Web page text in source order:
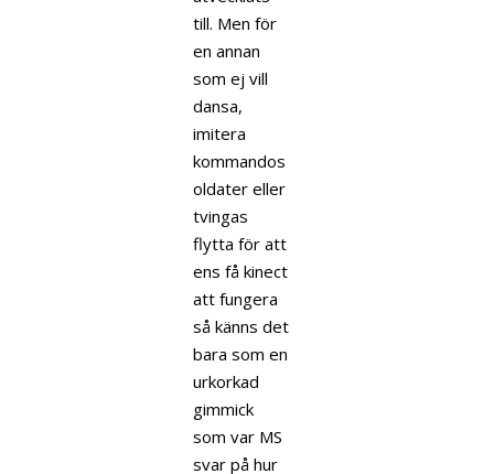
till. Men för
en annan
som ej vill
dansa,
imitera
kommandos
oldater eller
tvingas
flytta för att
ens få kinect
att fungera
så känns det
bara som en
urkorkad
gimmick
som var MS
svar på hur